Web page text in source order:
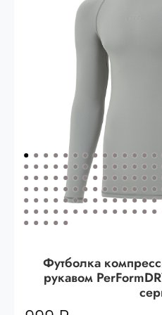
(33%)
- сумма
80.000
- сумма
(38%) -
сумма
Футболка
рукавом